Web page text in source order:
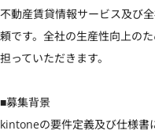
不動産賃貸情報サービス及び
頼です。全社の生産性向上の
担っていただきます。
■募集背景
kintoneの要件定義及び仕様書